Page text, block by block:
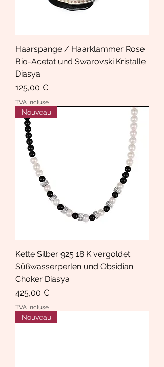
Haarspange / Haarklammer Rose
Bio-Acetat und Swarovski Kristalle
Diasya
Prix
125,00 €
TVA Incluse
Nouveau
Kette Silber 925 18 K vergoldet
Süßwasserperlen und Obsidian
Choker Diasya
Prix
425,00 €
TVA Incluse
Nouveau